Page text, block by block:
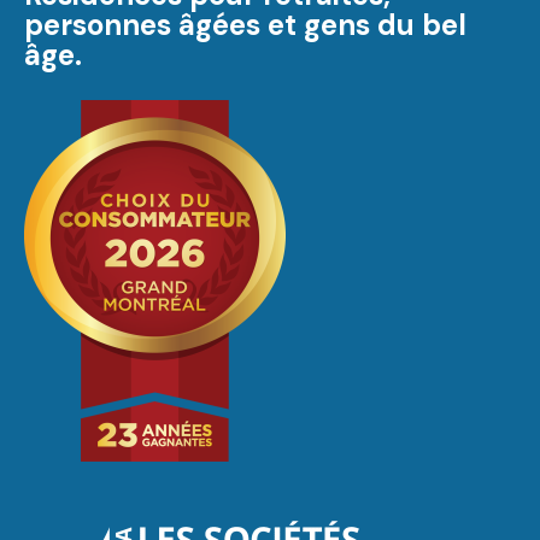
personnes âgées et gens du bel
âge.